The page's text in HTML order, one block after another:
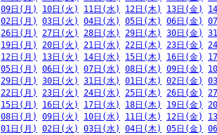
09日(月) 10日(火) 11日(水) 12日(木) 13日(金)
02日(月) 03日(火) 04日(水) 05日(木) 06日(金)
26日(月) 27日(火) 28日(水) 29日(木) 30日(金)
19日(月) 20日(火) 21日(水) 22日(木) 23日(金)
12日(月) 13日(火) 14日(水) 15日(木) 16日(金)
05日(月) 06日(火) 07日(水) 08日(木) 09日(金)
29日(月) 30日(火) 31日(水) 01日(木) 02日(金)
22日(月) 23日(火) 24日(水) 25日(木) 26日(金)
15日(月) 16日(火) 17日(水) 18日(木) 19日(金)
08日(月) 09日(火) 10日(水) 11日(木) 12日(金)
01日(月) 02日(火) 03日(水) 04日(木) 05日(金)